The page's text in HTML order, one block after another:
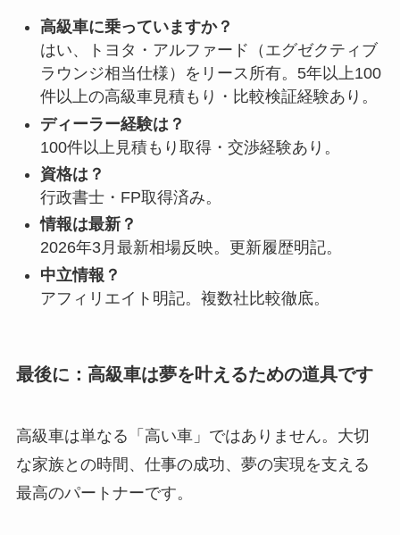
高級車に乗っていますか？
はい、トヨタ・アルファード（エグゼクティブ
ラウンジ相当仕様）をリース所有。5年以上100
件以上の高級車見積もり・比較検証経験あり。
ディーラー経験は？
100件以上見積もり取得・交渉経験あり。
資格は？
行政書士・FP取得済み。
情報は最新？
2026年3月最新相場反映。更新履歴明記。
中立情報？
アフィリエイト明記。複数社比較徹底。
最後に：高級車は夢を叶えるための道具です
高級車は単なる「高い車」ではありません。大切
な家族との時間、仕事の成功、夢の実現を支える
最高のパートナーです。